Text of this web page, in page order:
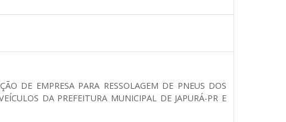
DE EMPRESA PARA RESSOLAGEM DE PNEUS DOS
DA PREFEITURA MUNICIPAL DE JAPURÁ-PR E